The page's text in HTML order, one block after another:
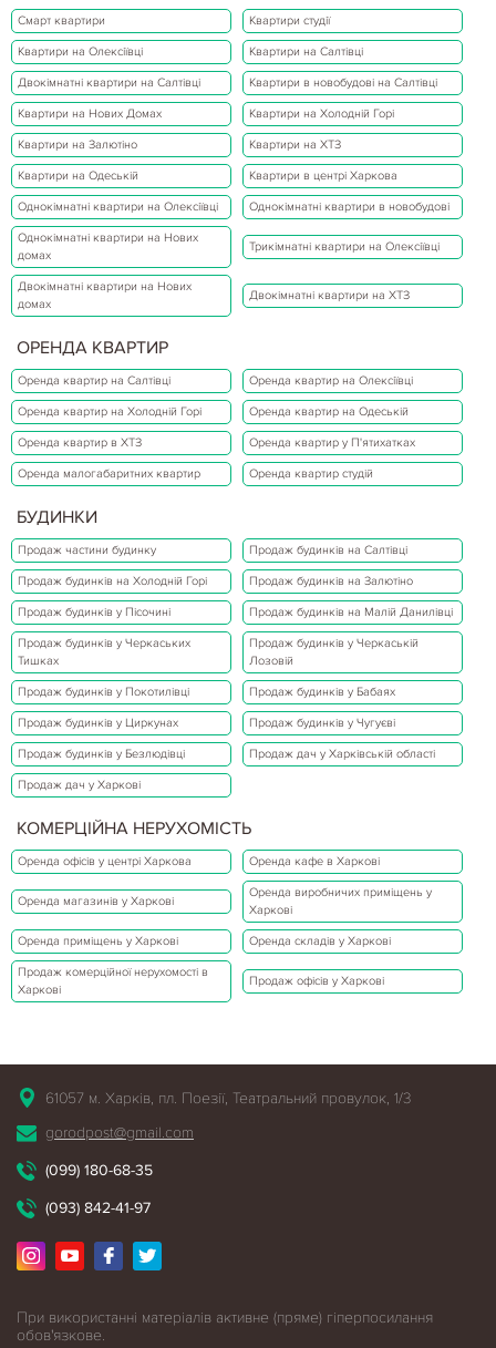
Смарт квартири Квартири студії
Квартири на Олексіївці Квартири на Салтівці
Двокімнатні квартири на Салтівці Квартири в новобудові на Салтівці
Квартири на Нових Домах Квартири на Холодній Горі
Квартири на Залютіно Квартири на ХТЗ
Квартири на Одеській Квартири в центрі Харкова
Однокімнатні квартири на Олексіївці Однокімнатні квартири в новобудові
Однокімнатні квартири на Нових
домах
Трикімнатні квартири на Олексіївці
Двокімнатні квартири на Нових
домах
Двокімнатні квартири на ХТЗ
ОРЕНДА КВАРТИР
Оренда квартир на Салтівці Оренда квартир на Олексіївці
Оренда квартир на Холодній Горі Оренда квартир на Одеській
Оренда квартир в ХТЗ Оренда квартир у П'ятихатках
Оренда малогабаритних квартир Оренда квартир студій
БУДИНКИ
Продаж частини будинку Продаж будинків на Салтівці
Продаж будинків на Холодній Горі Продаж будинків на Залютіно
Продаж будинків у Пісочині Продаж будинків на Малій Данилівці
Продаж будинків у Черкаських
Тишках
Продаж будинків у Черкаській
Лозовій
Продаж будинків у Покотилівці Продаж будинків у Бабаях
Продаж будинків у Циркунах Продаж будинків у Чугуєві
Продаж будинків у Безлюдівці Продаж дач у Харківській області
Продаж дач у Харкові
КОМЕРЦІЙНА НЕРУХОМІСТЬ
Оренда офісів у центрі Харкова Оренда кафе в Харкові
Оренда магазинів у Харкові
Оренда виробничих приміщень у
Харкові
Оренда приміщень у Харкові Оренда складів у Харкові
Продаж комерційної нерухомості в
Харкові
Продаж офісів у Харкові
61057 м. Харків, пл. Поезії, Театральний провулок, 1/3
gorodpost@gmail.com
(099) 180-68-35
(093) 842-41-97
При використанні матеріалів активне (пряме) гіперпосилання
обов'язкове.